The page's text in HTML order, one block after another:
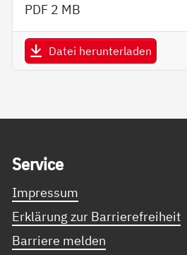
PDF 2 MB
Datei herunterladen
Ser­vice
Impressum
Erklärung zur Barrierefreiheit
Barriere melden